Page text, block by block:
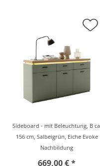
Sideboard - mit Beleuchtung, B
156 cm, Salbeigrün, Eiche Evoke
Nachbildung
669,00 € *